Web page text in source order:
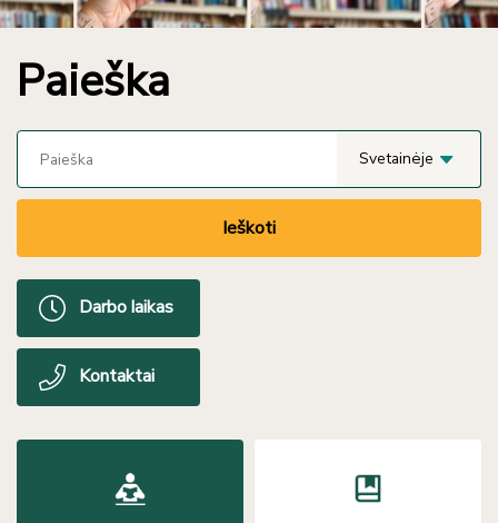
Paieška
Svetainėje
Ieškoti
Darbo laikas
Kontaktai